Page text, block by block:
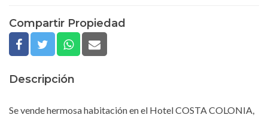
Compartir Propiedad
Descripción
Se vende hermosa habitación en el Hotel COSTA COLONIA,